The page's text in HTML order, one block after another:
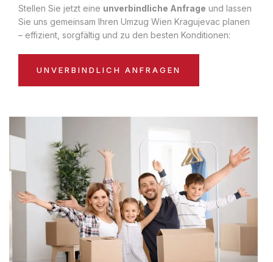
Stellen Sie jetzt eine unverbindliche Anfrage und lassen
Sie uns gemeinsam Ihren Umzug Wien Kragujevac planen
– effizient, sorgfältig und zu den besten Konditionen:
UNVERBINDLICH ANFRAGEN